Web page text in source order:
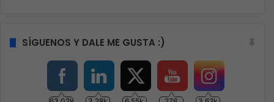
SÍGUENOS Y DALE ME GUSTA :)